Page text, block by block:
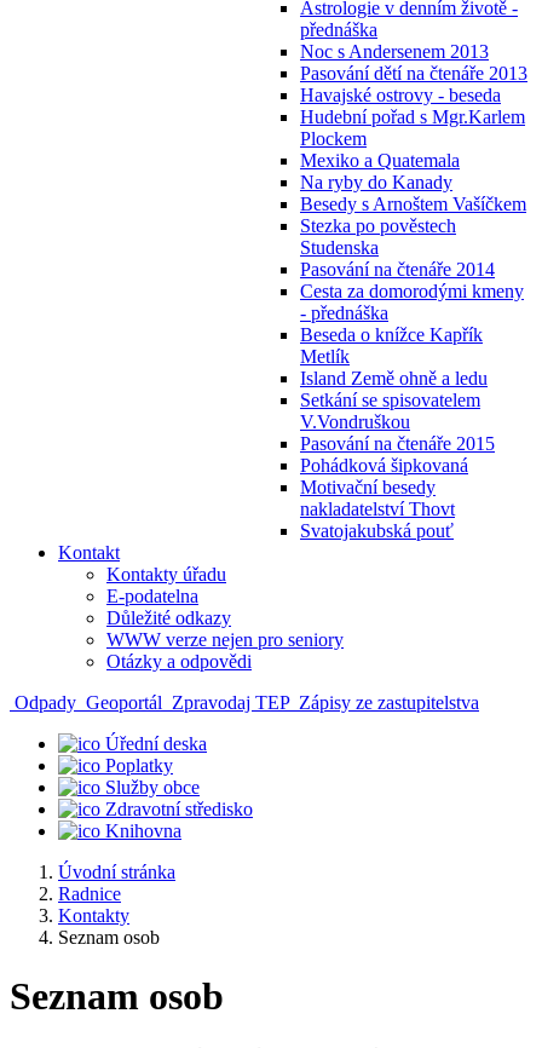
Astrologie v denním životě -
přednáška
Noc s Andersenem 2013
Pasování dětí na čtenáře 2013
Havajské ostrovy - beseda
Hudební pořad s Mgr.Karlem
Plockem
Mexiko a Quatemala
Na ryby do Kanady
Besedy s Arnoštem Vašíčkem
Stezka po pověstech
Studenska
Pasování na čtenáře 2014
Cesta za domorodými kmeny
- přednáška
Beseda o knížce Kapřík
Metlík
Island Země ohně a ledu
Setkání se spisovatelem
V.Vondruškou
Pasování na čtenáře 2015
Pohádková šipkovaná
Motivační besedy
nakladatelství Thovt
Svatojakubská pouť
Kontakt
Kontakty úřadu
E-podatelna
Důležité odkazy
WWW verze nejen pro seniory
Otázky a odpovědi
Odpady Geoportál Zpravodaj TEP Zápisy ze zastupitelstva
Úřední deska
Poplatky
Služby obce
Zdravotní středisko
Knihovna
Úvodní stránka
Radnice
Kontakty
Seznam osob
Seznam osob